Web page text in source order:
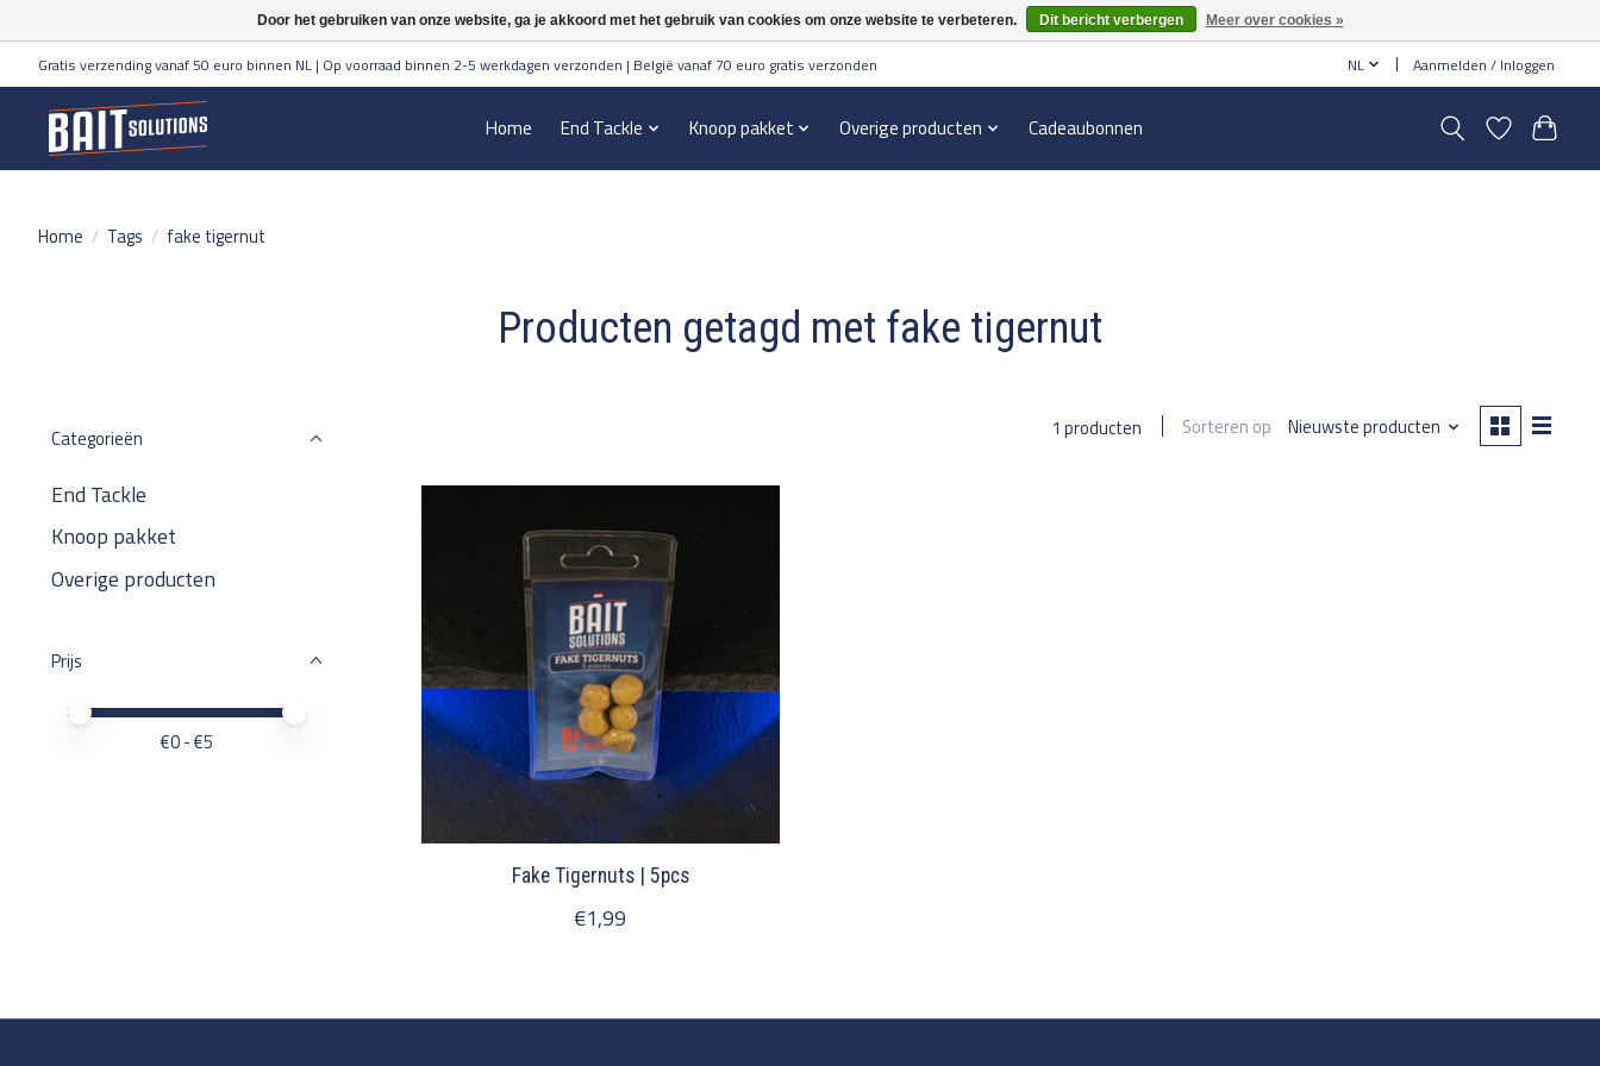
Gratis verzending vanaf 50 euro binnen NL | Op voorraad binnen 2-5 werkdagen verzonden | België vanaf 70 euro gratis verzonden NL Aanmelden / Inloggen
Home End Tackle Knoop pakket Overige producten Cadeaubonnen
Home / Tags / fake tigernut
Producten getagd met fake tigernut
Categorieën
End Tackle
Knoop pakket
Overige producten
Prijs
Minimale prijswaarde
Price maximum value
€0- €5
1 producten Sorteren op Nieuwste producten
Fake Tigernuts | 5pcs
€1,99
Door het gebruiken van onze website, ga je akkoord met het gebruik van cookies om onze website te verbeteren. Dit bericht verbergen Meer over cookies »